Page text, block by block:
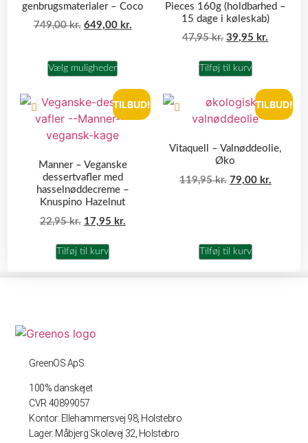
genbrugsmaterialer – Coco
749,00kr. 649,00 kr.
Vælg muligheder
Pieces 160g (holdbarhed –
15 dage i køleskab)
47,95kr. 39,95 kr.
Tilføj til kurv
TILBUD!
Manner – Veganske
dessertvafler med
hasselnøddecreme –
Knuspino Hazelnut
22,95kr. 17,95 kr.
Tilføj til kurv
TILBUD!
Vitaquell – Valnøddeolie,
Øko
119,95kr. 79,00 kr.
Tilføj til kurv
GreenOS ApS
100% danskejet
CVR 40899057
Kontor: Ellehammersvej 98, Holstebro
Lager: Måbjerg Skolevej 32, Holstebro